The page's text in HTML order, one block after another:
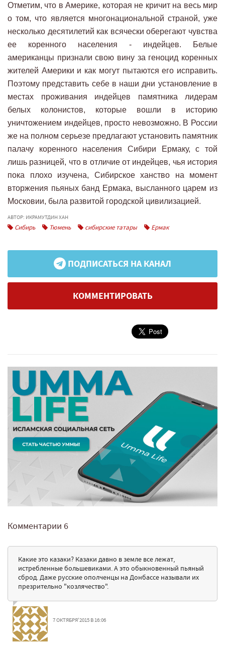
Отметим, что в Америке, которая не кричит на весь мир
о том, что является многонациональной страной, уже
несколько десятилетий как всячески оберегают чувства
ее коренного населения - индейцев. Белые
американцы признали свою вину за геноцид коренных
жителей Америки и как могут пытаются его исправить.
Поэтому представить себе в наши дни установление в
местах проживания индейцев памятника лидерам
белых колонистов, которые вошли в историю
уничтожением индейцев, просто невозможно. В России
же на полном серьезе предлагают установить памятник
палачу коренного населения Сибири Ермаку, с той
лишь разницей, что в отличие от индейцев, чья история
пока плохо изучена, Сибирское ханство на момент
вторжения пьяных банд Ермака, высланного царем из
Московии, была развитой городской цивилизацией.
АВТОР: ИКРАМУТДИН ХАН
Сибирь Тюмень сибирские татары Ермак
ПОДПИСАТЬСЯ НА КАНАЛ
КОММЕНТИРОВАТЬ
Комментарии 6
Какие это казаки? Казаки давно в земле все лежат,
истребленные большевиками. А это обыкновенный пьяный
сброд. Даже русские ополченцы на Донбассе называли их
презрительно "козлячество".
7 ОКТЯБРЯ'2015 В 16:06